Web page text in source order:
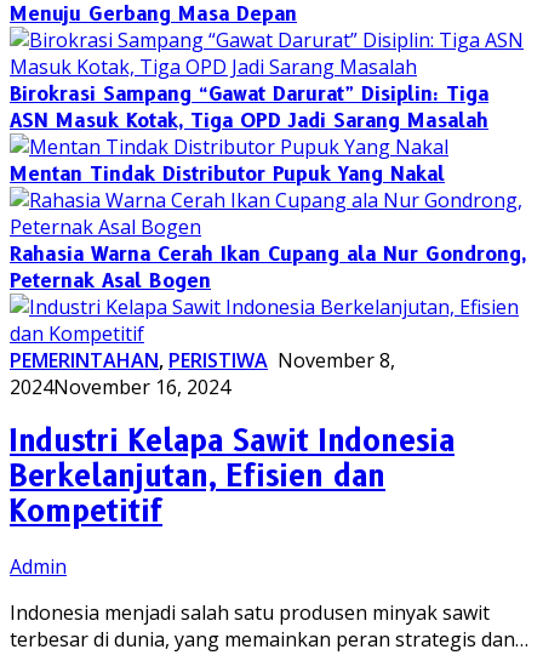
Menuju Gerbang Masa Depan
Birokrasi Sampang “Gawat Darurat” Disiplin: Tiga
ASN Masuk Kotak, Tiga OPD Jadi Sarang Masalah
Mentan Tindak Distributor Pupuk Yang Nakal
Rahasia Warna Cerah Ikan Cupang ala Nur Gondrong,
Peternak Asal Bogen
PEMERINTAHAN, PERISTIWA November 8,
2024November 16, 2024
Industri Kelapa Sawit Indonesia
Berkelanjutan, Efisien dan
Kompetitif
Admin
Indonesia menjadi salah satu produsen minyak sawit
terbesar di dunia, yang memainkan peran strategis dan…